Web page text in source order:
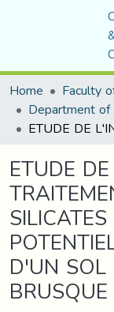
Home
Faculty
ETUDE
D'UN SOL
BRUSQUE